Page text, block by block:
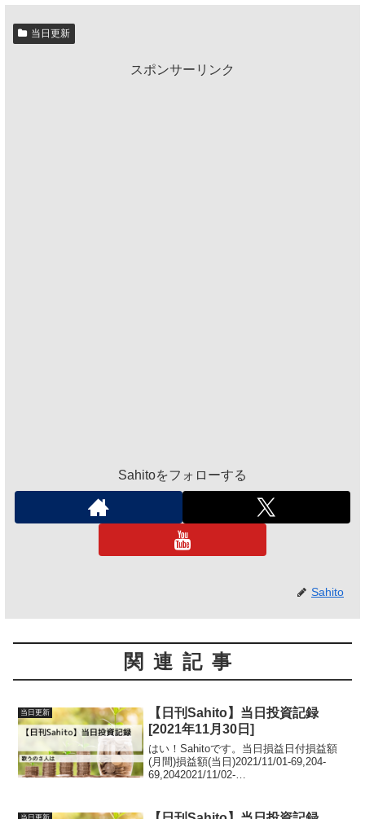
当日更新
スポンサーリンク
Sahitoをフォローする
Sahito
関連記事
当日更新
【日刊Sahito】当日投資記録
[2021年11月30日]
はい！Sahitoです。当日損益日付損益額
(月間)損益額(当日)2021/11/01-69,204-
69,2042021/11/02-